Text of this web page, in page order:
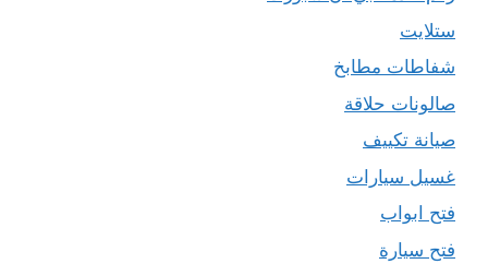
ستلايت
شفاطات مطابخ
صالونات حلاقة
صيانة تكييف
غسيل سيارات
فتح ابواب
فتح سيارة